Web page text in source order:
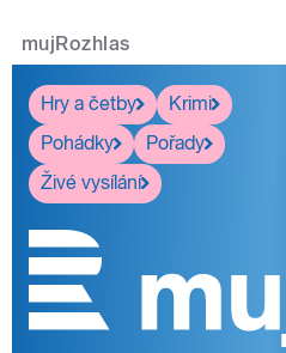
mujRozhlas
Hry a četby
Krimi
Pohádky
Pořady
Živé vysílání